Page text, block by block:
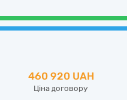
460 920 UAH
Ціна договору